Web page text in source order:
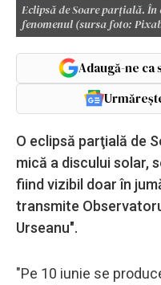
Eclipsă de Soare parţială.
fenomenul (sursa foto:
Adaugă-ne ca
O eclipsă parţială de
mică a discului solar,
fiind vizibil doar în
transmite
Urseanu".
"Pe 10 iunie se